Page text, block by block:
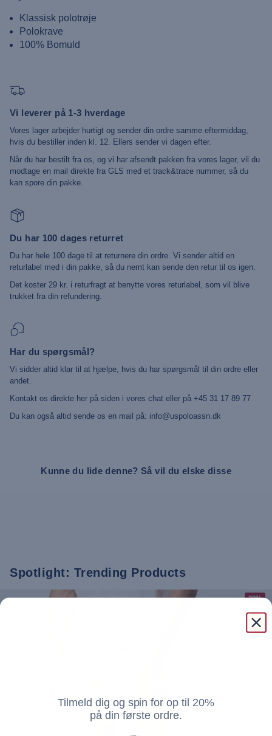
Klassisk polotrøje
Polokrave
100% Bomuld
Vi leverer på 1-3 hverdage
Vores lager arbejder hurtigt og sender din ordre samme eftermiddag,
hvis du bestiller inden kl. 12. Ellers sender vi dagen efter.
Når du har bestilt fra os, og vi har afsendt pakken fra vores lager, vil du
modtage en mail direkte fra GLS med et track&trace nummer, så du
kan spore din pakke.
Du har 100 dages returret
Du har hele 100 dage til at returnere din ordre. Vi sender altid en
returlabel med i din pakke, så du nemt kan sende den retur til os igen.
Det koster 29 kr. i returfragt at benytte vores returlabel, som vil blive
trukket fra din refundering.
Har du spørgsmål?
Vi sidder altid klar til at hjælpe, hvis du har spørgsmål til din ordre eller
andet.
Kontakt os direkte her på siden i vores chat eller på +45 31 17 89 77
Du kan også altid sende os en mail på: info@uspoloassn.dk
Kunne du lide denne? Så vil du elske disse
Spotlight: Trending Products
30%
Tilmeld dig og spin for op til 20%
på din første ordre.